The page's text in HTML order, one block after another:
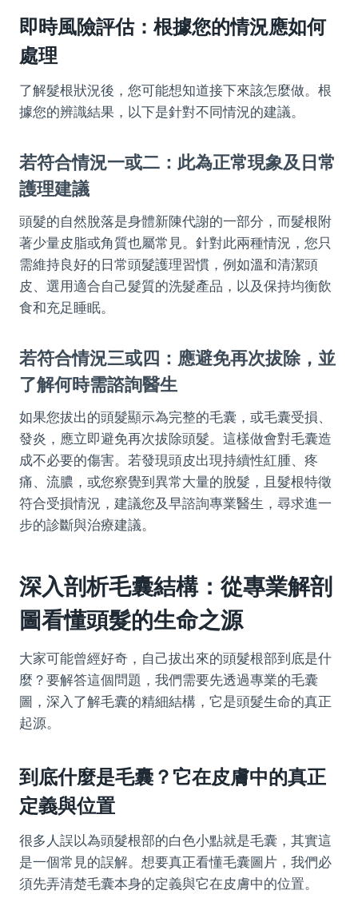
即時風險評估：根據您的情況應如何
處理
了解髮根狀況後，您可能想知道接下來該怎麼做。根
據您的辨識結果，以下是針對不同情況的建議。
若符合情況一或二：此為正常現象及日常
護理建議
頭髮的自然脫落是身體新陳代謝的一部分，而髮根附
著少量皮脂或角質也屬常見。針對此兩種情況，您只
需維持良好的日常頭髮護理習慣，例如溫和清潔頭
皮、選用適合自己髮質的洗髮產品，以及保持均衡飲
食和充足睡眠。
若符合情況三或四：應避免再次拔除，並
了解何時需諮詢醫生
如果您拔出的頭髮顯示為完整的毛囊，或毛囊受損、
發炎，應立即避免再次拔除頭髮。這樣做會對毛囊造
成不必要的傷害。若發現頭皮出現持續性紅腫、疼
痛、流膿，或您察覺到異常大量的脫髮，且髮根特徵
符合受損情況，建議您及早諮詢專業醫生，尋求進一
步的診斷與治療建議。
深入剖析毛囊結構：從專業解剖
圖看懂頭髮的生命之源
大家可能曾經好奇，自己拔出來的頭髮根部到底是什
麼？要解答這個問題，我們需要先透過專業的毛囊
圖，深入了解毛囊的精細結構，它是頭髮生命的真正
起源。
到底什麼是毛囊？它在皮膚中的真正
定義與位置
很多人誤以為頭髮根部的白色小點就是毛囊，其實這
是一個常見的誤解。想要真正看懂毛囊圖片，我們必
須先弄清楚毛囊本身的定義與它在皮膚中的位置。